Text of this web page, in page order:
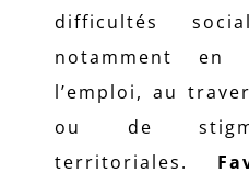
difficultés
notamment en
l’emploi, au
ou de
territoriales.